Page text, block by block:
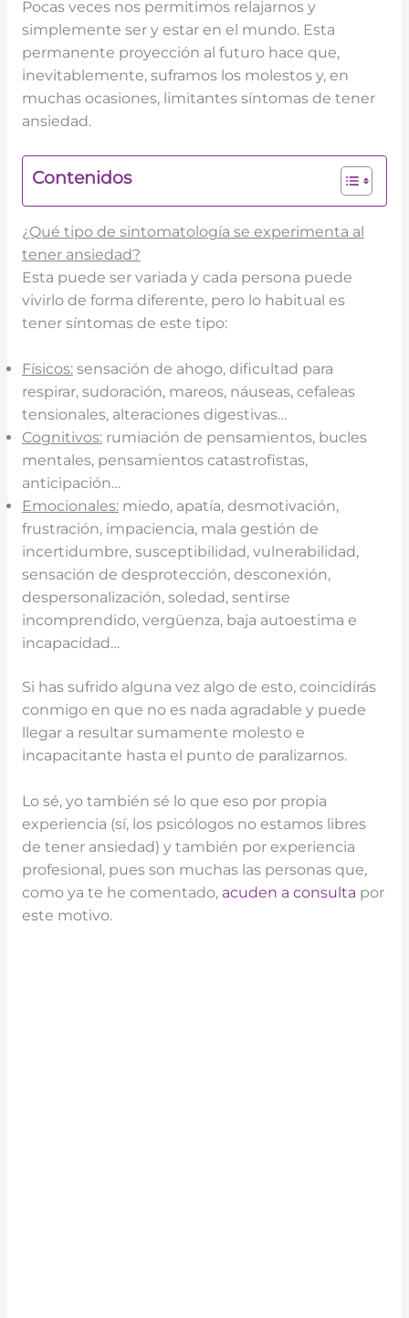
Pocas veces nos permitimos relajarnos y
simplemente ser y estar en el mundo. Esta
permanente proyección al futuro hace que,
inevitablemente, suframos los molestos y, en
muchas ocasiones, limitantes síntomas de tener
ansiedad.
Contenidos
¿Qué tipo de sintomatología se experimenta al
tener ansiedad?
Esta puede ser variada y cada persona puede
vivirlo de forma diferente, pero lo habitual es
tener síntomas de este tipo:
Físicos:sensación de ahogo, dificultad para
respirar, sudoración, mareos, náuseas, cefaleas
tensionales, alteraciones digestivas…
Cognitivos:rumiación de pensamientos, bucles
mentales, pensamientos catastrofistas,
anticipación…
Emocionales:miedo, apatía, desmotivación,
frustración, impaciencia, mala gestión de
incertidumbre, susceptibilidad, vulnerabilidad,
sensación de desprotección, desconexión,
despersonalización, soledad, sentirse
incomprendido, vergüenza, baja autoestima e
incapacidad…
Si has sufrido alguna vez algo de esto, coincidirás
conmigo en que no es nada agradable y puede
llegar a resultar sumamente molesto e
incapacitante hasta el punto de paralizarnos.
Lo sé, yo también sé lo que eso por propia
experiencia (sí, los psicólogos no estamos libres
de tener ansiedad) y también por experiencia
profesional, pues son muchas las personas que,
como ya te he comentado, acuden a consulta por
este motivo.